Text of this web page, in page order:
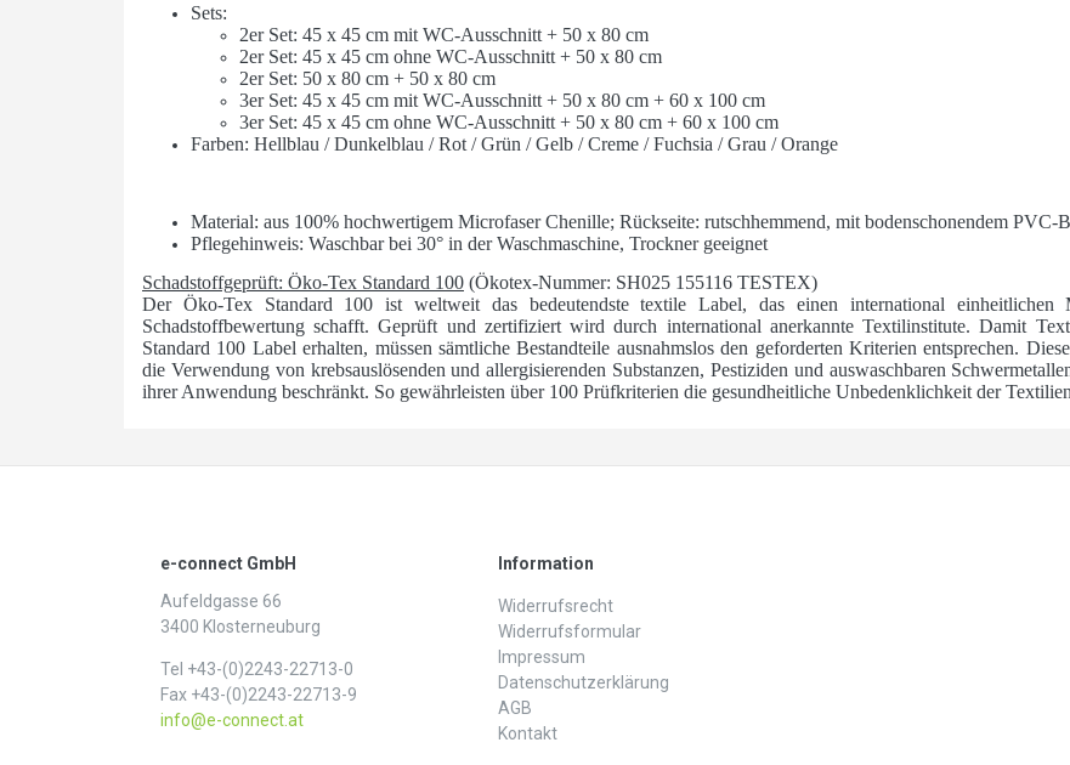
Sets:
2er Set: 45 x 45 cm mit WC-Ausschnitt + 50 x 80 cm
2er Set: 45 x 45 cm ohne WC-Ausschnitt + 50 x 80 cm
2er Set: 50 x 80 cm + 50 x 80 cm
3er Set: 45 x 45 cm mit WC-Ausschnitt + 50 x 80 cm + 60 x 100 cm
3er Set: 45 x 45 cm ohne WC-Ausschnitt + 50 x 80 cm + 60 x 100 cm
Farben: Hellblau / Dunkelblau / Rot / Grün / Gelb / Creme / Fuchsia / Grau / Orange
Material: aus 100% hochwertigem Microfaser Chenille; Rückseite: rutschhemmend, mit bodenschonendem PVC-
Pflegehinweis: Waschbar bei 30° in der Waschmaschine, Trockner geeignet
Schadstoffgeprüft: Öko-Tex Standard 100 (Ökotex-Nummer: SH025 155116 TESTEX)
Der Öko-Tex Standard 100 ist weltweit das bedeutendste textile Label, das einen international einheitlichen
Schadstoffbewertung schafft. Geprüft und zertifiziert wird durch international anerkannte Textilinstitute. Damit
Standard 100 Label erhalten, müssen sämtliche Bestandteile ausnahmslos den geforderten Kriterien entsprechen.
die Verwendung von krebsauslösenden und allergisierenden Substanzen, Pestiziden und auswaschbaren
ihrer Anwendung beschränkt. So gewährleisten über 100 Prüfkriterien die gesundheitliche Unbedenklichkeit der
e-connect GmbH
Aufeldgasse 66
3400 Klosterneuburg
Tel +43-(0)2243-22713-0
Fax +43-(0)2243-22713-9
info@e-connect.at
Information
Widerrufs­recht
Widerrufs­formular
Impressum
Daten­schutz­erklärung
AGB
Kontakt